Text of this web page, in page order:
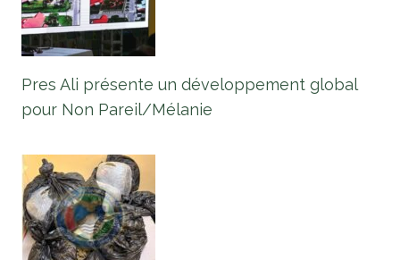
Pres Ali présente un développement global
pour Non Pareil/Mélanie